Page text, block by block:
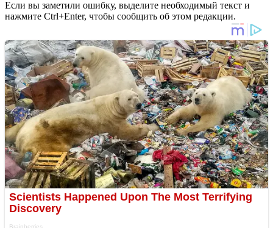
Если вы заметили ошибку, выделите необходимый текст и
нажмите Ctrl+Enter, чтобы сообщить об этом редакции.